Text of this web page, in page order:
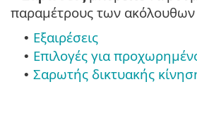
παραμέτρους των ακόλουθων
• Εξαιρέσεις
• Επιλογές για
• Σαρωτής δικτυακής